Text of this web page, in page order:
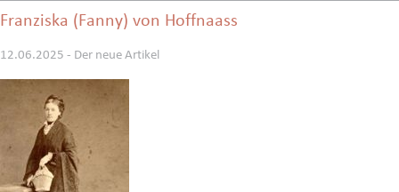
Franziska (Fanny) von Hoffnaass
12.06.2025 - Der neue Artikel